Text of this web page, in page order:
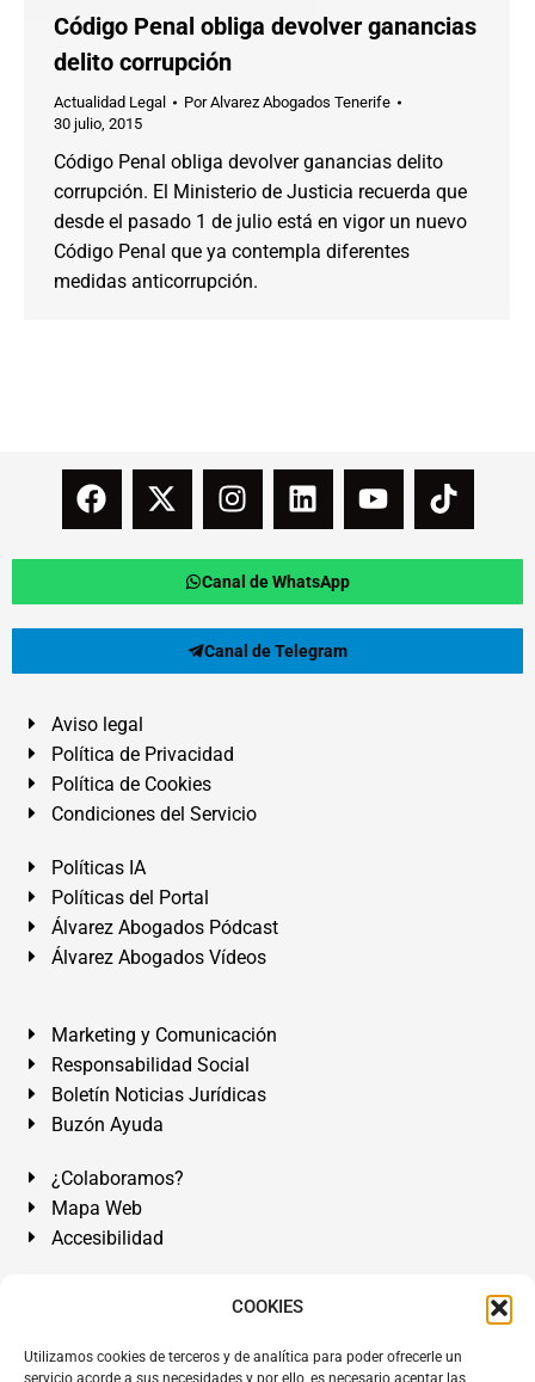
COOKIES
Utilizamos cookies de terceros y de analítica para poder ofrecerle un
servicio acorde a sus necesidades y por ello, es necesario aceptar las
Código Penal obliga devolver ganancias
delito corrupción
Actualidad Legal PorAlvarez Abogados Tenerife
30 julio, 2015
Código Penal obliga devolver ganancias delito
corrupción. El Ministerio de Justicia recuerda que
desde el pasado 1 de julio está en vigor un nuevo
Código Penal que ya contempla diferentes
medidas anticorrupción.
Canal de WhatsApp
Canal de Telegram
Aviso legal
Política de Privacidad
Política de Cookies
Condiciones del Servicio
Políticas IA
Políticas del Portal
Álvarez Abogados Pódcast
Álvarez Abogados Vídeos
Marketing y Comunicación
Responsabilidad Social
Boletín Noticias Jurídicas
Buzón Ayuda
¿Colaboramos?
Mapa Web
Accesibilidad
Álvarez Abogados Tenerife:Calle Teobaldo Power Nº 7,
de Tenerife. Islas Canarias.